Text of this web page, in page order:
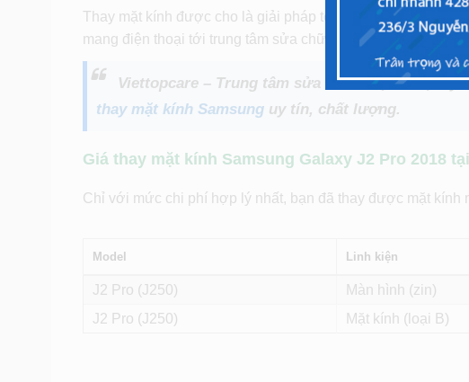
Thay mặt kính được cho là giải pháp tốt nhất giúp bạn có
mang điện thoại tới trung tâm sửa chữa điện thoại uy tín để
Viettopcare – Trung tâm sửa chữa điện thoại uy
thay mặt kính Samsung uy tín, chất lượng.
Giá thay mặt kính Samsung Galaxy J2 Pro 2018
Chỉ với mức chi phí hợp lý nhất, bạn đã thay được mặt kính
Model Linh kiện
J2 Pro (J250) Màn hình (zin)
J2 Pro (J250)
Mặt kính (loại B)